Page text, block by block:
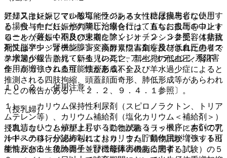
妊婦又は妊娠している可能性のある女性には投与しないこ
と。投与中に妊娠が判明した場合には、直ちに投与を中止す
ること（妊娠中期及び末期にアンジオテンシン２受容体拮抗
剤又はアンジオテンシン変換酵素阻害剤を投与された患者で
羊水過少症、胎児・新生児の死亡、新生児の低血圧、腎不
全、高カリウム血症、頭蓋形成不全及び羊水過少症によると
推測される四肢拘縮、頭蓋顔面奇形、肺低形成等があらわれ
たとの報告がある）〔２．２、９．４．１参照〕。
（授乳婦）
授乳しないことが望ましい（動物試験（ラット）において乳
汁中への移行が認められており、また、動物試験（ラット出
生前及び出生後の発生並びに母体の機能に関する試験）の５
アリスキレンフマル酸塩＜ラジレス＞（糖尿病患者に使用す
る場合（ただし、他の降圧治療を行ってもなお血圧のコント
ロールが著しく不良の患者を除く））〔２．３参照〕［非致
死性脳卒中・腎機能障害・高カリウム血症及び低血圧のリス
ク増加が報告されている（レニン−アンジオテンシン系阻害
作用が増強される可能性がある）］。
１０．２． 併用注意：
１）． カリウム保持性利尿剤（スピロノラクトン、トリア
ムテレン等）、カリウム補給剤（塩化カリウム＜補給剤＞）
［血清カリウム値が上昇することがある（＜機序＞本剤のア
ルドステロン分泌抑制によりカリウム貯留作用が増強する可
能性がある＜危険因子＞腎機能障害のある患者）］。